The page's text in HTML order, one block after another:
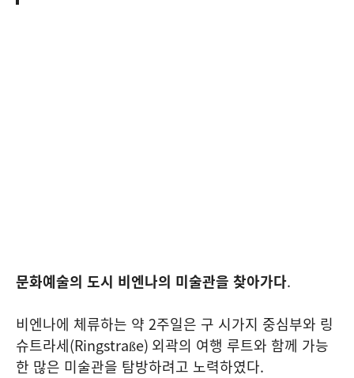
문화예술의 도시 비엔나의 미술관을 찾아가다.
비엔나에 체류하는 약 2주일은 구 시가지 중심부와 링
슈트라세(Ringstraße) 외곽의 여행 루트와 함께 가능
한 많은 미술관을 탐방하려고 노력하였다.